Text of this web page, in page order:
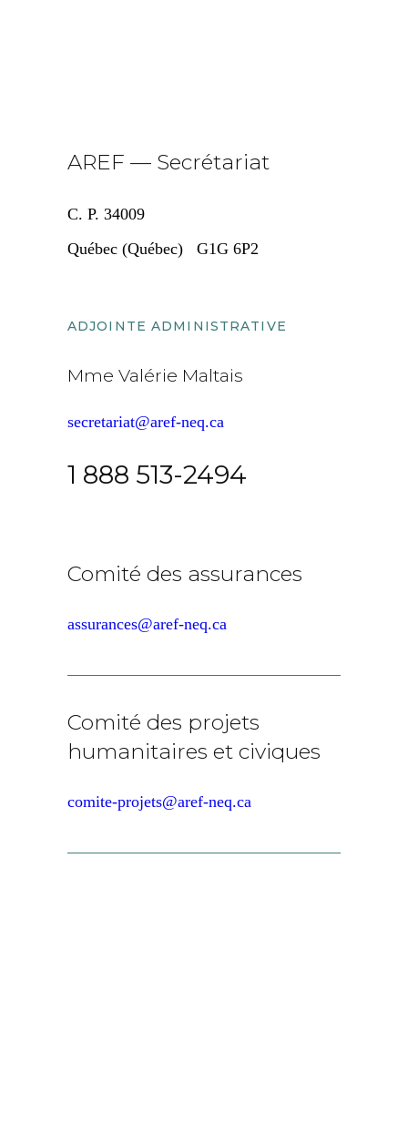
AREF — Secrétariat
C. P. 34009
Québec (Québec) G1G 6P2
ADJOINTE ADMINISTRATIVE
Mme Valérie Maltais
secretariat@aref-neq.ca
1 888 513-2494
Comité des assurances
assurances@aref-neq.ca
Comité des projets
humanitaires et civiques
comite-projets@aref-neq.ca